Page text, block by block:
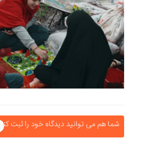
شما هم می توانید دیدگاه خود را ثبت